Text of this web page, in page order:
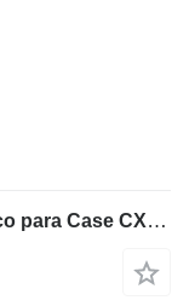
CNH KBJ25680 distribuidor hidráulico para Case CX300C excavadora